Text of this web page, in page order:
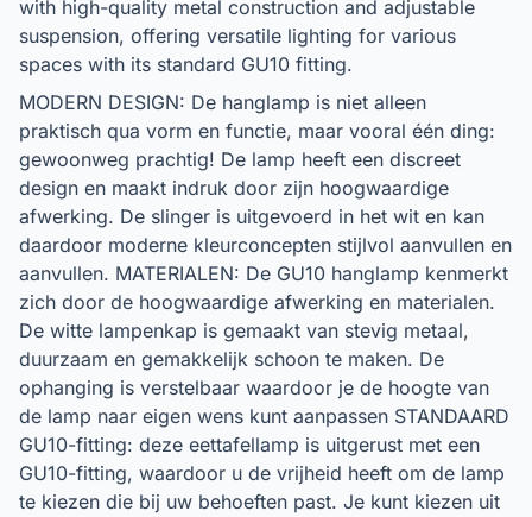
with high-quality metal construction and adjustable
suspension, offering versatile lighting for various
spaces with its standard GU10 fitting.
MODERN DESIGN: De hanglamp is niet alleen
praktisch qua vorm en functie, maar vooral één ding:
gewoonweg prachtig! De lamp heeft een discreet
design en maakt indruk door zijn hoogwaardige
afwerking. De slinger is uitgevoerd in het wit en kan
daardoor moderne kleurconcepten stijlvol aanvullen en
aanvullen. MATERIALEN: De GU10 hanglamp kenmerkt
zich door de hoogwaardige afwerking en materialen.
De witte lampenkap is gemaakt van stevig metaal,
duurzaam en gemakkelijk schoon te maken. De
ophanging is verstelbaar waardoor je de hoogte van
de lamp naar eigen wens kunt aanpassen STANDAARD
GU10-fitting: deze eettafellamp is uitgerust met een
GU10-fitting, waardoor u de vrijheid heeft om de lamp
te kiezen die bij uw behoeften past. Je kunt kiezen uit